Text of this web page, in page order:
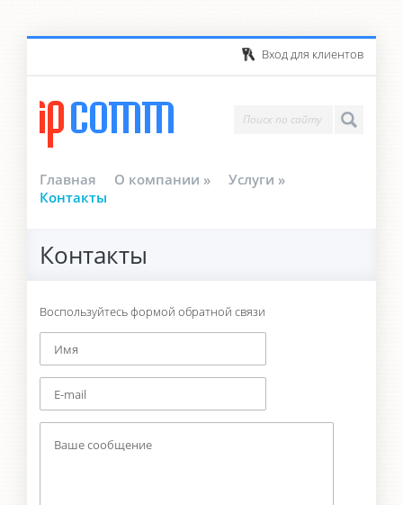
Вход для клиентов
Главная О компании » Услуги »
Контакты
Контакты
Воспользуйтесь формой обратной связи